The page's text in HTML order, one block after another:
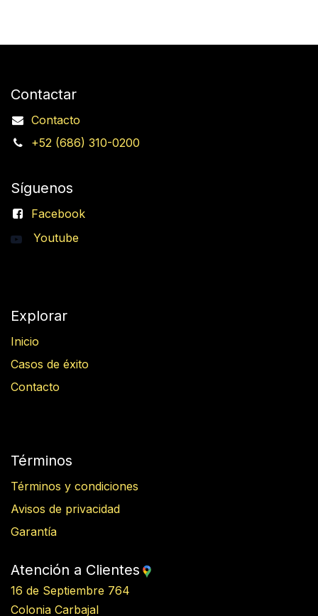
Contactar
Contacto
+52 (686) 310-0200
Síguenos
Facebook
Youtube
Explorar
Inicio
Casos de éxito
Contacto
Términos
Términos y condiciones
Avisos de privacidad
Garantía
Atención a Clientes
16 de Septiembre 764
Colonia Carbajal